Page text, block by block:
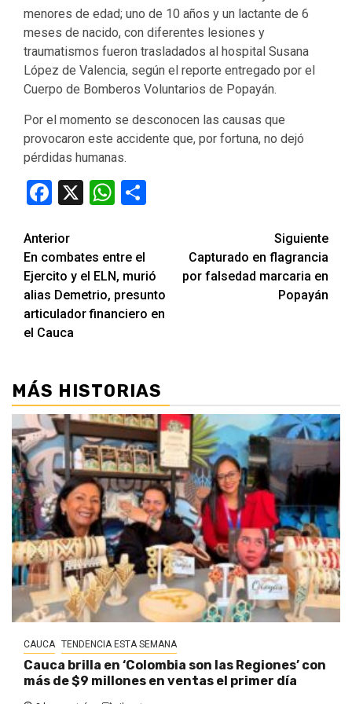
menores de edad; uno de 10 años y un lactante de 6
meses de nacido, con diferentes lesiones y
traumatismos fueron trasladados al hospital Susana
López de Valencia, según el reporte entregado por el
Cuerpo de Bomberos Voluntarios de Popayán.
Por el momento se desconocen las causas que
provocaron este accidente que, por fortuna, no dejó
pérdidas humanas.
Facebook
X WhatsApp
Seguir
leyendo
Anterior
En combates entre el
Ejercito y el ELN, murió
alias Demetrio, presunto
articulador financiero en
el Cauca
Siguiente
Capturado en flagrancia
por falsedad marcaria en
Popayán
MÁS HISTORIAS
CAUCA TENDENCIA ESTA SEMANA
Cauca brilla en ‘Colombia son las Regiones’ con
más de $9 millones en ventas el primer día